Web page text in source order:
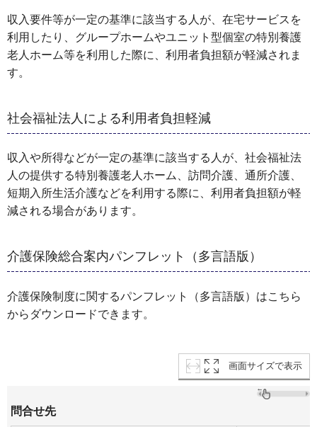
収入要件等が一定の基準に該当する人が、在宅サービスを
利用したり、グループホームやユニット型個室の特別養護
老人ホーム等を利用した際に、利用者負担額が軽減されま
す。
社会福祉法人による利用者負担軽減
収入や所得などが一定の基準に該当する人が、社会福祉法
人の提供する特別養護老人ホーム、訪問介護、通所介護、
短期入所生活介護などを利用する際に、利用者負担額が軽
減される場合があります。
介護保険総合案内パンフレット（多言語版）
介護保険制度に関するパンフレット（多言語版）はこちら
からダウンロードできます。
画面サイズで表示
問合せ先